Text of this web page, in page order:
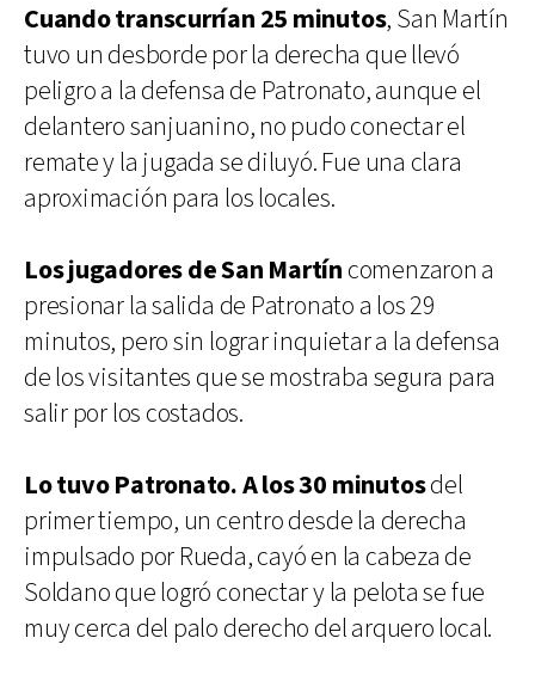
Cuando transcurrían 25 minutos, San Martín
tuvo un desborde por la derecha que llevó
peligro a la defensa de Patronato, aunque el
delantero sanjuanino, no pudo conectar el
remate y la jugada se diluyó. Fue una clara
aproximación para los locales.
Los jugadores de San Martín comenzaron a
presionar la salida de Patronato a los 29
minutos, pero sin lograr inquietar a la defensa
de los visitantes que se mostraba segura para
salir por los costados.
Lo tuvo Patronato. A los 30 minutosdel
primer tiempo, un centro desde la derecha
impulsado por Rueda, cayó en la cabeza de
Soldano que logró conectar y la pelota se fue
muy cerca del palo derecho del arquero local.